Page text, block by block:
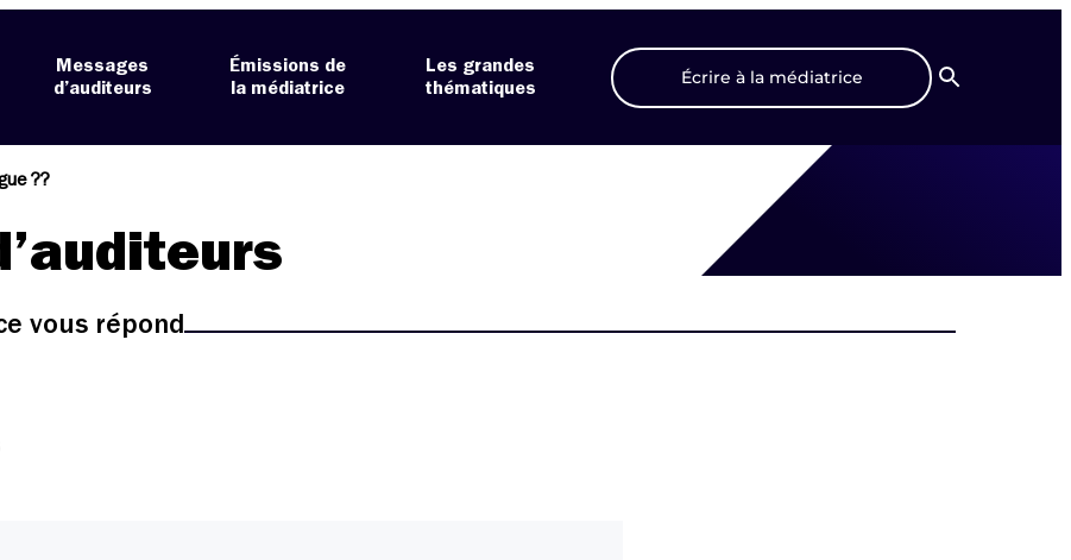
Messages
d’auditeurs
Émissions de
la médiatrice
Les grandes
thématiques
Écrire à la médiatrice
Recherche
??
vous répond